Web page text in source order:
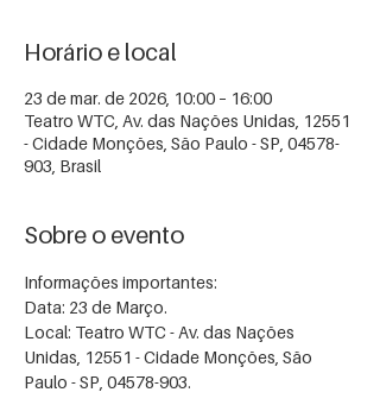
Horário e local
23 de mar. de 2026, 10:00 – 16:00
Teatro WTC, Av. das Nações Unidas, 12551
- Cidade Monções, São Paulo - SP, 04578-
903, Brasil
Sobre o evento
Informações importantes:
Data: 23 de Março.
Local: Teatro WTC - Av. das Nações
Unidas, 12551 - Cidade Monções, São
Paulo - SP, 04578-903.